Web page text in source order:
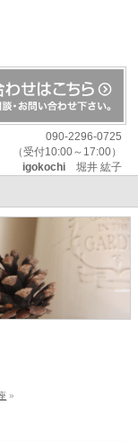
090-2296-0725
（受付10:00～17:00）
igokochi堀井 紘子
»